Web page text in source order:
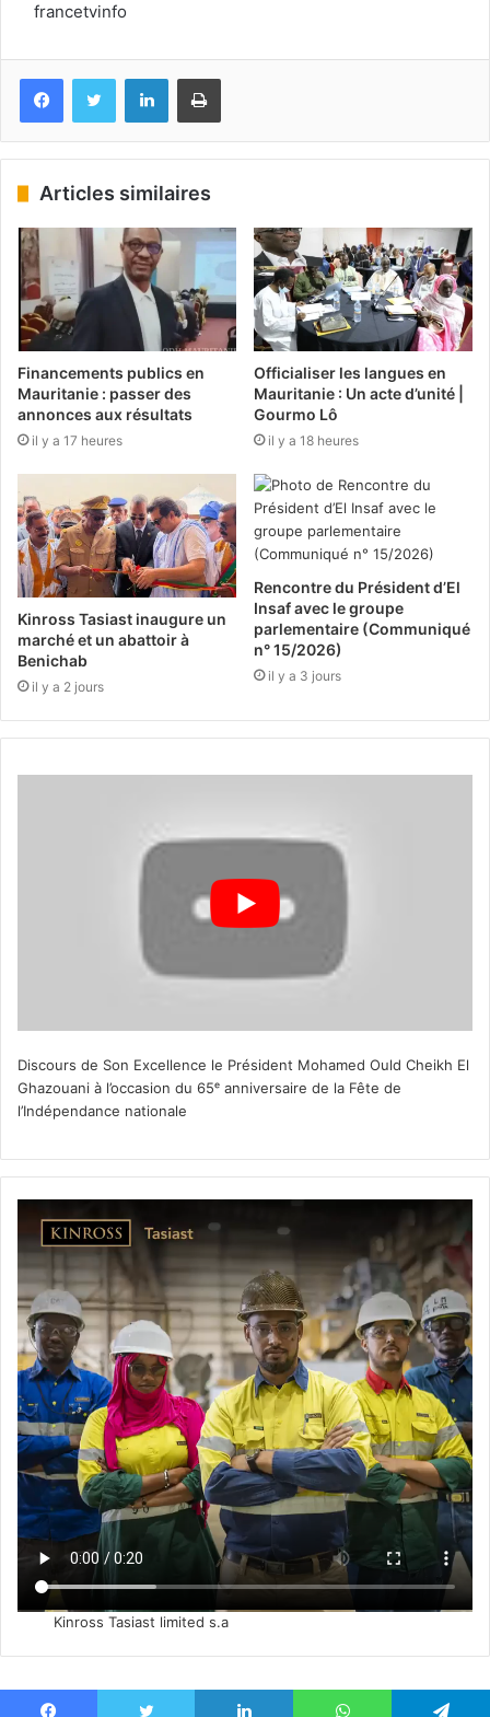
francetvinfo
FacebookTwitter LinkedinImprimer
Articles similaires
Financements publics en
Mauritanie : passer des
annonces aux résultats
il y a 17 heures
Officialiser les langues en
Mauritanie : Un acte d’unité |
Gourmo Lô
il y a 18 heures
Kinross Tasiast inaugure un
marché et un abattoir à
Benichab
il y a 2 jours
Rencontre du Président d’El
Insaf avec le groupe
parlementaire (Communiqué
n° 15/2026)
il y a 3 jours
Discours de Son Excellence le Président Mohamed Ould Cheikh El
Ghazouani à l’occasion du 65ᵉ anniversaire de la Fête de
l’Indépendance nationale
Kinross Tasiast limited s.a